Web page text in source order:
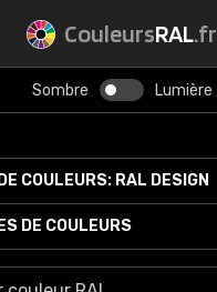
CouleursRAL.fr
Sombre Lumière
COULEURS: RAL DESIGN
DE COULEURS